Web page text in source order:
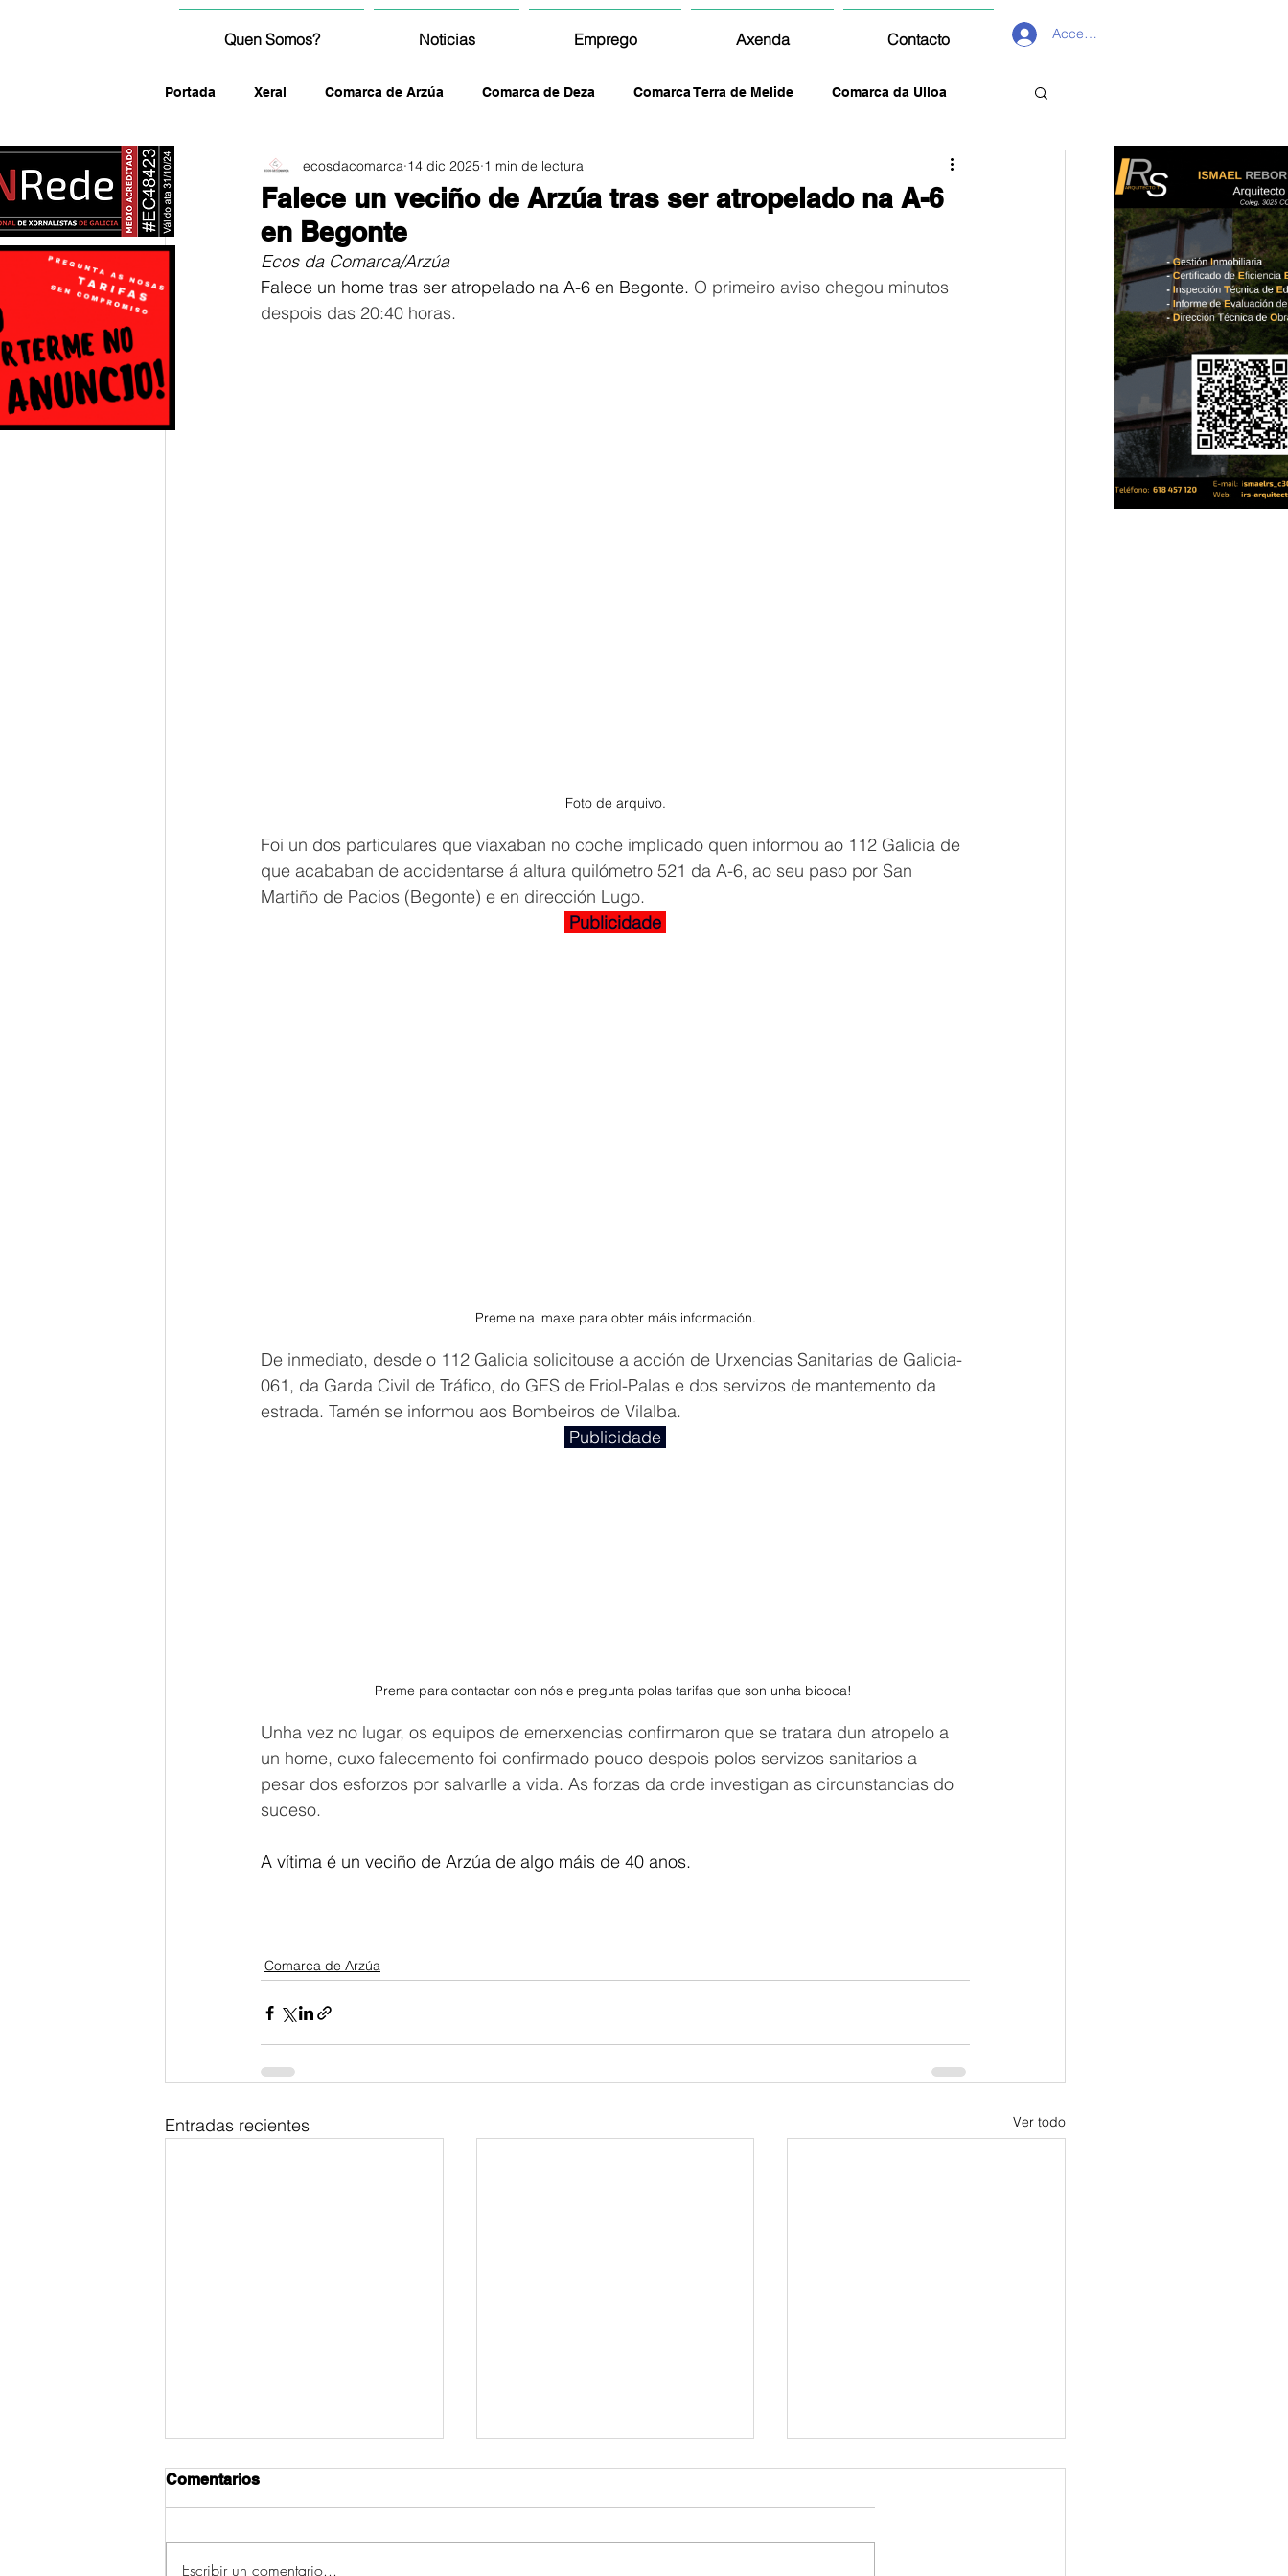
Quen Somos? Noticias Emprego Axenda Contacto Acceder
Portada Xeral Comarca de Arzúa Comarca de Deza Comarca Terra de Melide Comarca da Ulloa
fotografía
Falece un veciño de Arzúa tras ser atropelado na A-6
en Begonte
ecosdacomarca 14 dic 2025 1 min de lectura
Ecos da Comarca/Arzúa
Falece un home tras ser atropelado na A-6 en Begonte. O primeiro aviso chegou minutos
despois das 20:40 horas.
Foto de arquivo.
Foi un dos particulares que viaxaban no coche implicado quen informou ao 112 Galicia de
que acababan de accidentarse á altura quilómetro 521 da A-6, ao seu paso por San
Martiño de Pacios (Begonte) e en dirección Lugo.
Publicidade
Preme na imaxe para obter máis información.
De inmediato, desde o 112 Galicia solicitouse a acción de Urxencias Sanitarias de Galicia-
061, da Garda Civil de Tráfico, do GES de Friol-Palas e dos servizos de mantemento da
estrada. Tamén se informou aos Bombeiros de Vilalba.
Publicidade
Preme para contactar con nós e pregunta polas tarifas que son unha bicoca!
Unha vez no lugar, os equipos de emerxencias confirmaron que se tratara dun atropelo a
un home, cuxo falecemento foi confirmado pouco despois polos servizos sanitarios a
pesar dos esforzos por salvarlle a vida. As forzas da orde investigan as circunstancias do
suceso.
A vítima é un veciño de Arzúa de algo máis de 40 anos.
Comarca de Arzúa
Entradas recientes Ver todo
Comentarios
Escribir un comentario...